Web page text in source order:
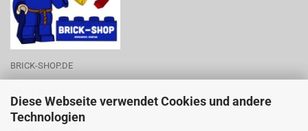
Diese Webseite verwendet Cookies und andere
Technologien
BRICK-SHOP.DE
Zum Rittergut 28